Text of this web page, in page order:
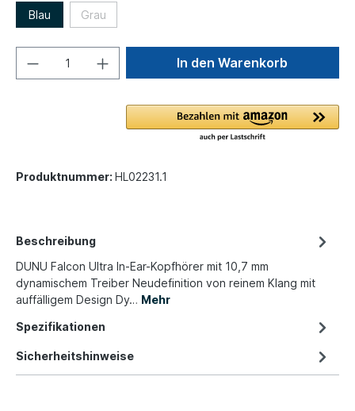
Blau Grau
In den Warenkorb
Produktnummer: HL02231.1
Beschreibung
DUNU Falcon Ultra In-Ear-Kopfhörer mit 10,7 mm
dynamischem Treiber Neudefinition von reinem Klang mit
auffälligem Design Dy… Mehr
Spezifikationen
Sicherheitshinweise